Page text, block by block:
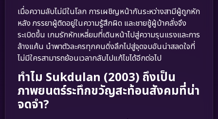
เมื่อความลับไม่มีในโลก การเผชิญหน้ากันระหว่างสามีผู้ถูกหัก
หลัง ภรรยาผู้ติดอยู่ในความรู้สึกผิด และชายชู้ผู้บ้าคลั่งจึง
ระเบิดขึ้น เกมรักหักเหลี่ยมที่เดินหน้าไปสู่ความรุนแรงและการ
ล้างแค้น นำพาตัวละครทุกคนดิ่งลึกไปสู่จุดจบอันน่าสลดใจที่
ไม่มีใครสามารถย้อนเวลากลับไปแก้ไขได้อีกต่อไป
ทำไม Sukdulan (2003) ถึงเป็น
ภาพยนตร์ระทึกขวัญสะท้อนสังคมที่น่า
จดจำ?